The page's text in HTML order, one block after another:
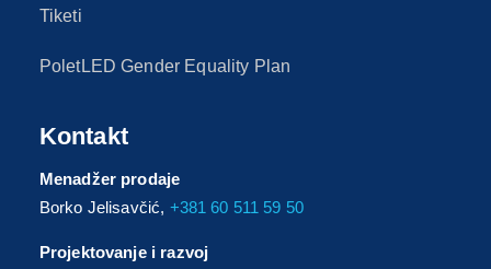
Tiketi
PoletLED Gender Equality Plan
Kontakt
Menadžer prodaje
Borko Jelisavčić, +381 60 511 59 50
Projektovanje i razvoj